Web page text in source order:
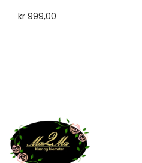
kr 999,00